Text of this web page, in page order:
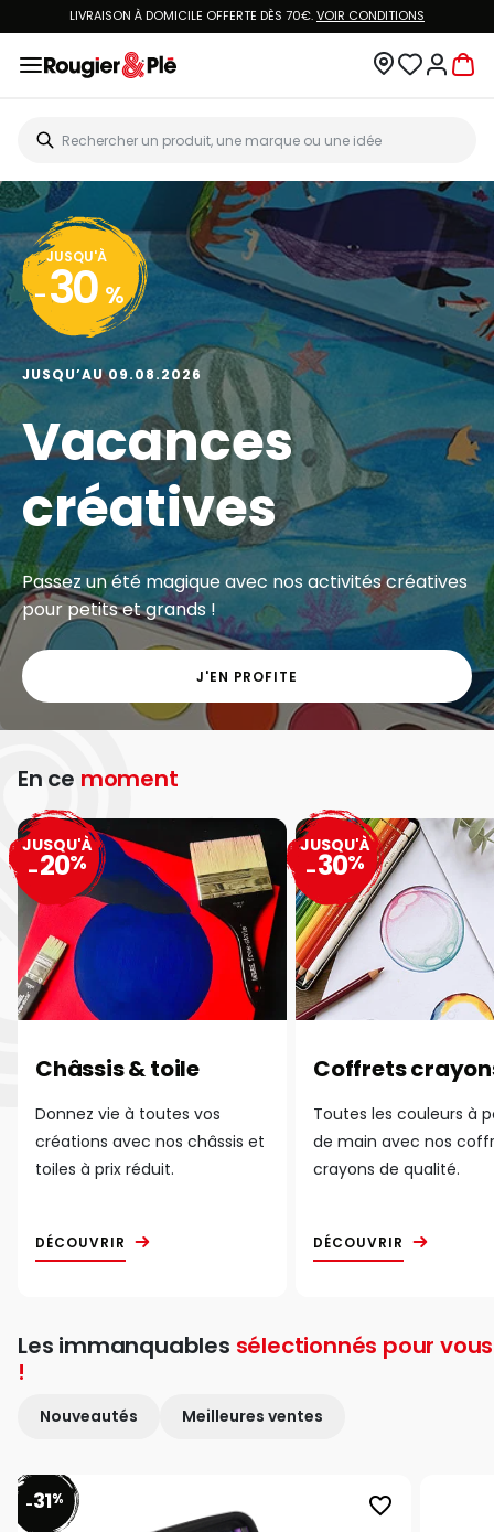
LIVRAISON À DOMICILE OFFERTE DÈS 70€.VOIR CONDITIONS
JUSQU'À
- 30 %
JUSQU’AU 09.08.2026
Vacances
créatives
Passez un été magique avec nos activités créatives
pour petits et grands !
J'EN PROFITE
En ce moment
Châssis & toile
Donnez vie à toutes vos
créations avec nos châssis et
toiles à prix réduit.
DÉCOUVRIR
JUSQU'À
-20%
Coffrets
Toutes les couleurs à
de main avec nos
crayons de qualité.
DÉCOUVRIR
JUSQU'À
-30%
Les immanquables sélectionnés pour vous
!
Nouveautés Meilleures ventes
favorite_border
-31%